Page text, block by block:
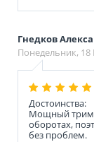
Гнедков
Понедельник,
Достоинства:
Мощный
оборотах,
без проблем.